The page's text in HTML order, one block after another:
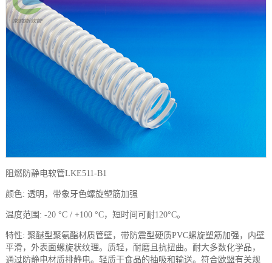
阻燃防静电软管LKE511-B1
颜色: 透明，带象牙色螺旋塑筋加强
温度范围 : -20 °C / +100 °C，短时间可耐120°C。
特性: 聚醚型聚氨酯材质管壁，带防震型硬质PVC螺旋塑筋加强，内壁
平滑，外表面螺旋状纹理。质轻，耐磨且抗扭曲。耐大多数化学品，
通过防静电材质排静电。轻质干食品的抽吸和输送。符合欧盟有关规